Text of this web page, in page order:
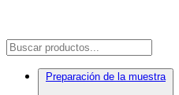
Preparación de la muestra